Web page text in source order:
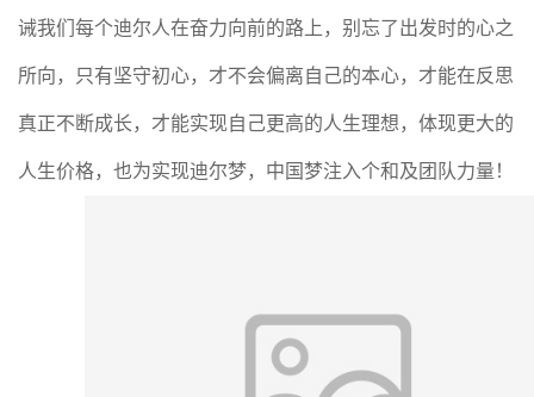
诫我们每个迪尔人在奋力向前的路上，别忘了出发时的心之
所向，只有坚守初心，才不会偏离自己的本心，才能在反思
真正不断成长，才能实现自己更高的人生理想，体现更大的
人生价格，也为实现迪尔梦，中国梦注入个和及团队力量！